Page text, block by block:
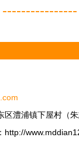
----------------
澧浦镇下屋村（朱
http://